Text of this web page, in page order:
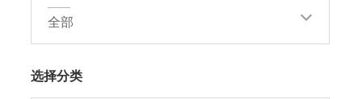
——
全部
选择分类